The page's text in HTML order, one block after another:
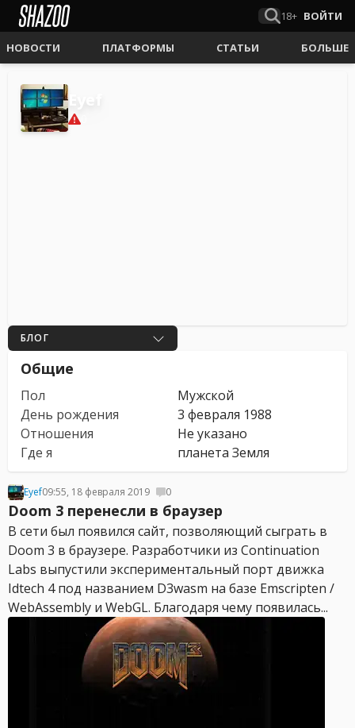
18+ ВОЙТИ
НОВОСТИ ПЛАТФОРМЫ СТАТЬИ БОЛЬШЕ
БЛОГ
Общие
Пол
Мужской
День рождения
3 февраля 1988
Отношения
Не указано
Где я
планета Земля
Eyef09:55, 18 февраля 2019 0
Doom 3 перенесли в браузер
В сети был появился сайт, позволяющий сыграть в
Doom 3 в браузере. Разработчики из Continuation
Labs выпустили экспериментальный порт движка
Idtech 4 под названием D3wasm на базе Emscripten /
WebAssembly и WebGL. Благодаря чему появилась...